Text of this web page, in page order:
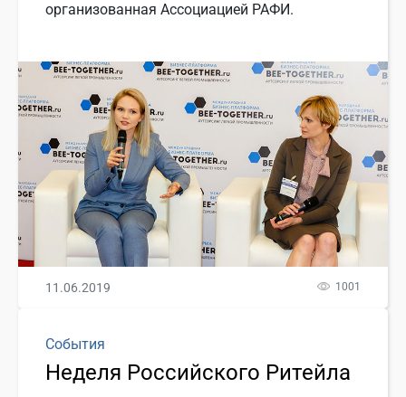
организованная Ассоциацией РАФИ.
11.06.2019 1001
События
Неделя Российского Ритейла